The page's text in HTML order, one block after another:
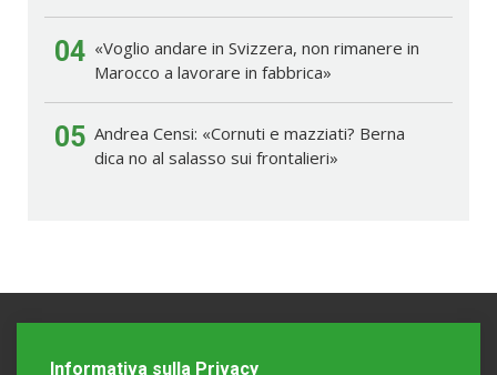
04 «Voglio andare in Svizzera, non rimanere in
Marocco a lavorare in fabbrica»
05 Andrea Censi: «Cornuti e mazziati? Berna
dica no al salasso sui frontalieri»
Informativa sulla Privacy